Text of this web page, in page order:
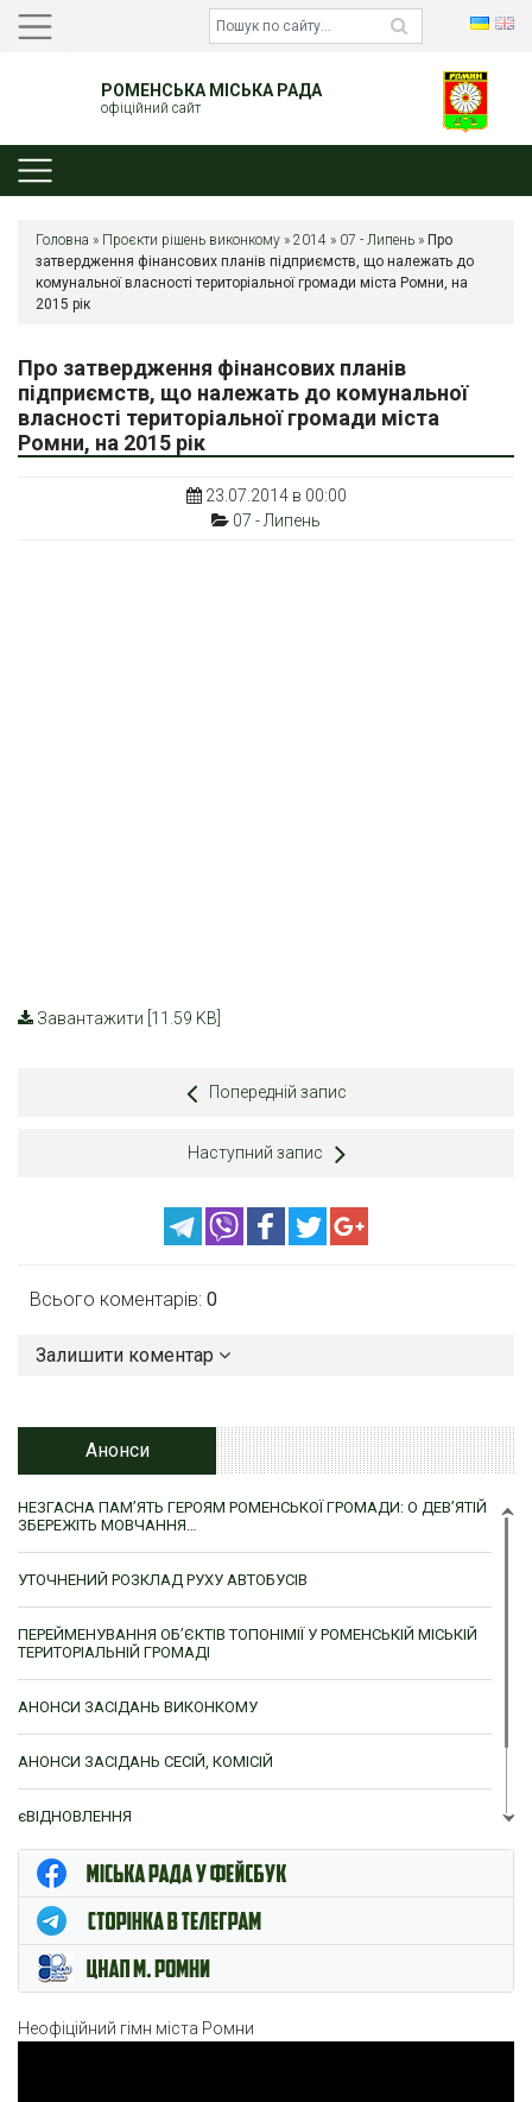
РОМЕНСЬКА МІСЬКА РАДА
офіційний сайт
Головна » Проєкти рішень виконкому » 2014 » 07 - Липень » Про
затвердження фінансових планів підприємств, що належать до
комунальної власності територіальної громади міста Ромни, на
2015 рік
Про затвердження фінансових планів
підприємств, що належать до комунальної
власності територіальної громади міста
Ромни, на 2015 рік
23.07.2014 в 00:00
07 - Липень
Завантажити [11.59 KB]
Попередній запис
Наступний запис
Всього коментарів: 0
Залишити коментар
Анонси
НЕЗГАСНА ПАМ’ЯТЬ ГЕРОЯМ РОМЕНСЬКОЇ ГРОМАДИ: О ДЕВ’ЯТІЙ
ЗБЕРЕЖІТЬ МОВЧАННЯ…
УТОЧНЕНИЙ РОЗКЛАД РУХУ АВТОБУСІВ
ПЕРЕЙМЕНУВАННЯ ОБ’ЄКТІВ ТОПОНІМІЇ У РОМЕНСЬКІЙ МІСЬКІЙ
ТЕРИТОРІАЛЬНІЙ ГРОМАДІ
АНОНСИ ЗАСІДАНЬ ВИКОНКОМУ
АНОНСИ ЗАСІДАНЬ СЕСІЙ, КОМІСІЙ
єВІДНОВЛЕННЯ
ЦНАП м. Ромни
Неофіційний гімн міста Ромни